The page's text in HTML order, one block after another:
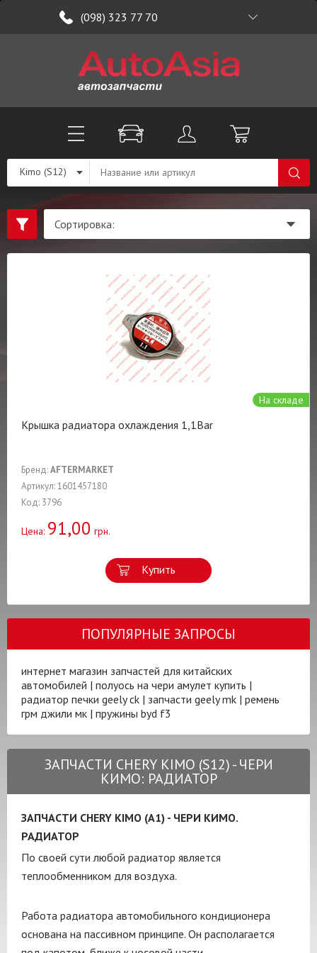
(098) 323 77 70
Kimo (S12)
На складе
Крышка радиатора охлаждения 1,1Bar
Бренд:AFTERMARKET
Артикул: 1601457180
Код: 3796
Цена: 91,00 грн.
Купить
ПОПУЛЯРНЫЕ ЗАПРОСЫ
интернет магазин запчастей для китайских
автомобилей | полуось на чери амулет купить |
радиатор печки geely ck | запчасти geely mk | ремень
грм джили мк | пружины byd f3
ЗАПЧАСТИ CHERY KIMO (S12) - ЧЕРИ
КИМО: РАДИАТОР
ЗАПЧАСТИ CHERY KIMO (A1) - ЧЕРИ КИМО.
РАДИАТОР
По своей сути любой радиатор является
теплообменником для воздуха.
Работа радиатора автомобильного кондиционера
основана на пассивном принципе. Он располагается